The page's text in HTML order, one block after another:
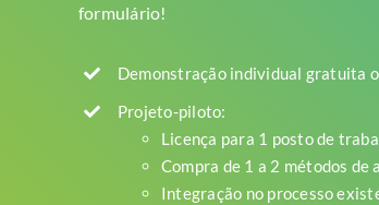
formulário!
Demonstração individual gratuita
Projeto-piloto:
Licença para 1 posto de
Compra de 1 a 2 métodos
Integração no processo